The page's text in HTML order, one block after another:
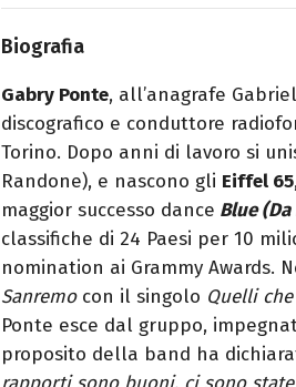
Biografia
Gabry Ponte, all’anagrafe
discografico e conduttore
Torino. Dopo anni di lavoro si
Randone), e nascono gli Eiffel 65
maggior successo dance Blue (Da
classifiche di 24 Paesi per 10
nomination ai Grammy Awards.
Sanremocon il singolo Quelli
Ponte esce dal gruppo,
proposito della band ha